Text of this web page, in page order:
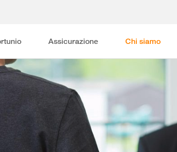
Assicurazione Chi siamo